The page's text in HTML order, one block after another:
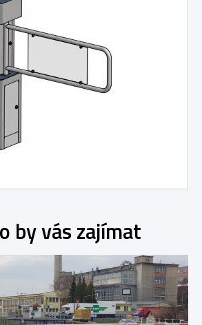
by vás zajímat